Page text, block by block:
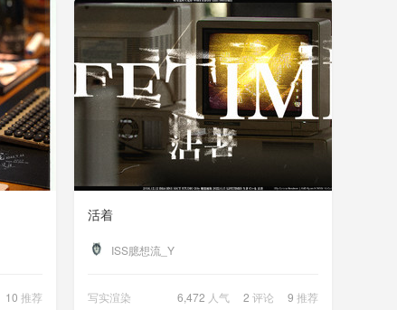
10 推荐
活着
ISS臆想流_Y
写实渲染 6,472 人气 2 评论 9 推荐